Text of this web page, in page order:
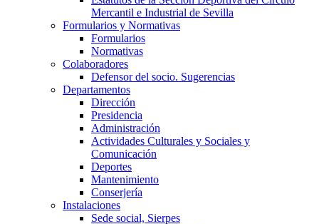
Mercantil e Industrial de Sevilla
Formularios y Normativas
Formularios
Normativas
Colaboradores
Defensor del socio. Sugerencias
Departamentos
Dirección
Presidencia
Administración
Actividades Culturales y Sociales y
Comunicación
Deportes
Mantenimiento
Conserjería
Instalaciones
Sede social, Sierpes